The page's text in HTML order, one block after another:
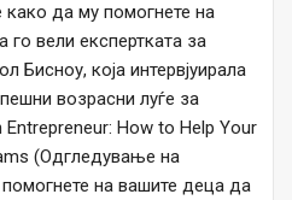
како да му помогнете на
го вели експертката за
Бисноу, која интервјуирала
возрасни луѓе за
Entrepreneur: How to Help Your
(Одгледување на
на вашите деца да